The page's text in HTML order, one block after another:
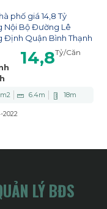
phố giá 14,8 Tỷ
Nội Bộ Đường Lê
Định Quận Bình Thạnh
14,8Tỷ/Căn
m2 6.4m 18m
2022
LÝ BĐS